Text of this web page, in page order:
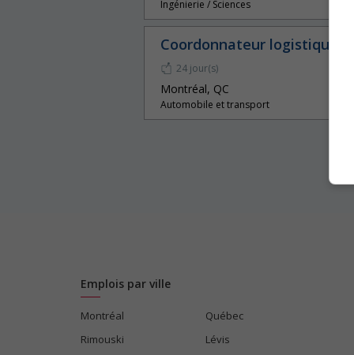
Ingénierie / Sciences
Coordonnateur logistique
24 jour(s)
Montréal, QC
Automobile et transport
Emplois par ville
Montréal
Québec
Rimouski
Lévis